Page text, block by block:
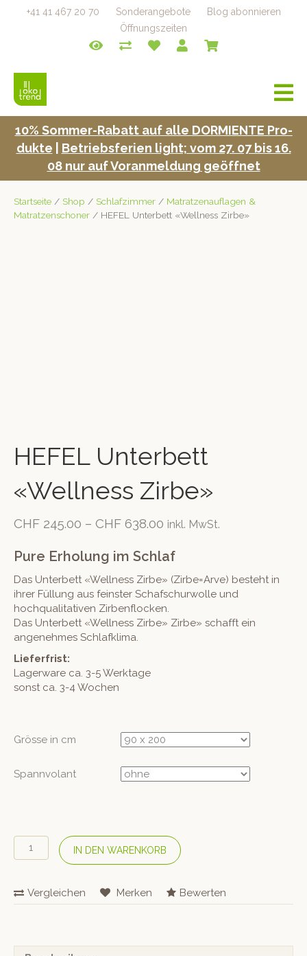
+41 41 467 20 70 Sonderangebote
Blog abonnieren
Öffnungszeiten
a
v
i
10% Som­mer-Rabatt auf alle DORMIENTE Pro­
duk­te
Betrieb­s­fe­rien light; vom 27. 07 bis 16.
08 nur auf Voran­mel­dung geöffnet
Startseite / Shop / Schlafzimmer / Matratzenauflagen &
Matratzenschoner / HEFEL Unterbett «Wellness Zirbe»
HEFEL Unterbett
«Wellness Zirbe»
CHF 245.00 – CHF 638.00 inkl. MwSt.
Pure Erholung im Schlaf
Das Unterbett «Wellness Zirbe» (Zirbe=Arve) besteht in
ihrer Füllung aus feinster Schafschurwolle und
hochqualitativen Zirbenflocken.
Das Unterbett «Wellness Zirbe» Zirbe» schafft ein
angenehmes Schlafklima.
Lieferfrist:
Lagerware ca. 3-5 Werktage
sonst ca. 3-4 Wochen
Grösse in cm
Spannvolant
HEFEL
Unterbett
Zirbe»
Menge
IN DEN WARENKORB
Vergleichen Merken Bewerten